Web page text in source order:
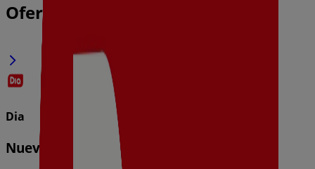
Ofertas de Dia en Pilas
Dia
Nueva Calidad Dia del 05/08 al 11/08